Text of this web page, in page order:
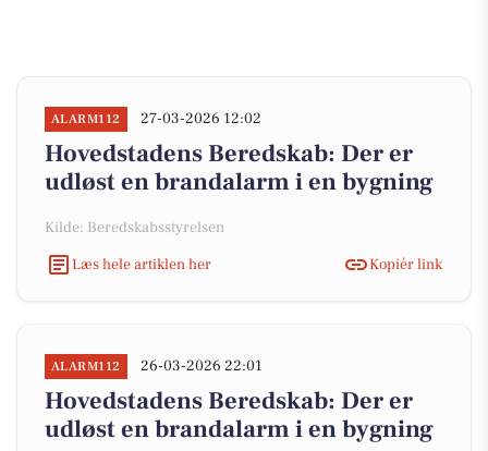
ALARM112 27-03-2026 12:02
Hovedstadens Beredskab: Der er
udløst en brandalarm i en bygning
Kilde: Beredskabsstyrelsen
Læs hele artiklen her
Kopiér link
ALARM112 26-03-2026 22:01
Hovedstadens Beredskab: Der er
udløst en brandalarm i en bygning